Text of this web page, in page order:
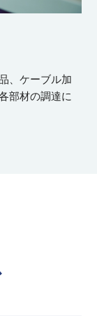
、ケーブル加
部材の調達に